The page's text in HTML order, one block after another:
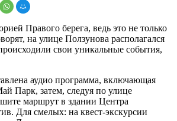
Правого берега, ведь это не только
на улице Ползунова располагался
свои уникальные события,
аудио программа, включающая
Парк, затем, следуя по улице
маршрут в здании Центра
Для смелых: на квест-экскурсии